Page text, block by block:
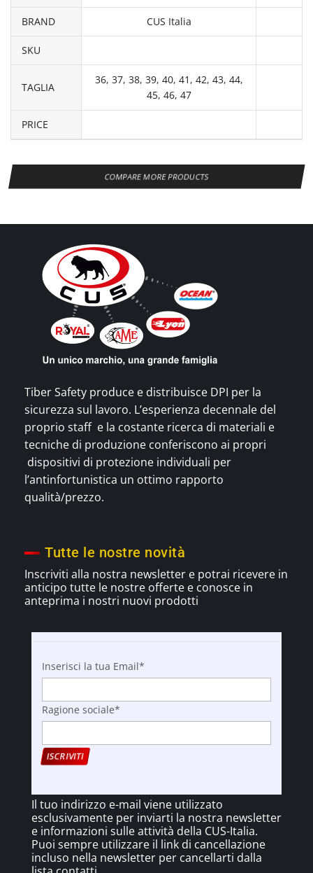
BRAND CUS Italia
SKU
TAGLIA
36, 37, 38, 39, 40, 41, 42, 43, 44,
45, 46, 47
PRICE
COMPARE MORE PRODUCTS
Tiber Safety produce e distribuisce DPI per la
sicurezza sul lavoro. L’esperienza decennale del
proprio staff e la costante ricerca di materiali e
tecniche di produzione conferiscono ai propri
dispositivi di protezione individuali per
l’antinfortunistica un ottimo rapporto
qualità/prezzo.
Tutte le nostre novità
Inscriviti alla nostra newsletter e potrai ricevere in
anticipo tutte le nostre offerte e conosce in
anteprima i nostri nuovi prodotti
Inserisci la tua Email*
Ragione sociale*
Il tuo indirizzo e-mail viene utilizzato
esclusivamente per inviarti la nostra newsletter
e informazioni sulle attività della CUS-Italia.
Puoi sempre utilizzare il link di cancellazione
incluso nella newsletter per cancellarti dalla